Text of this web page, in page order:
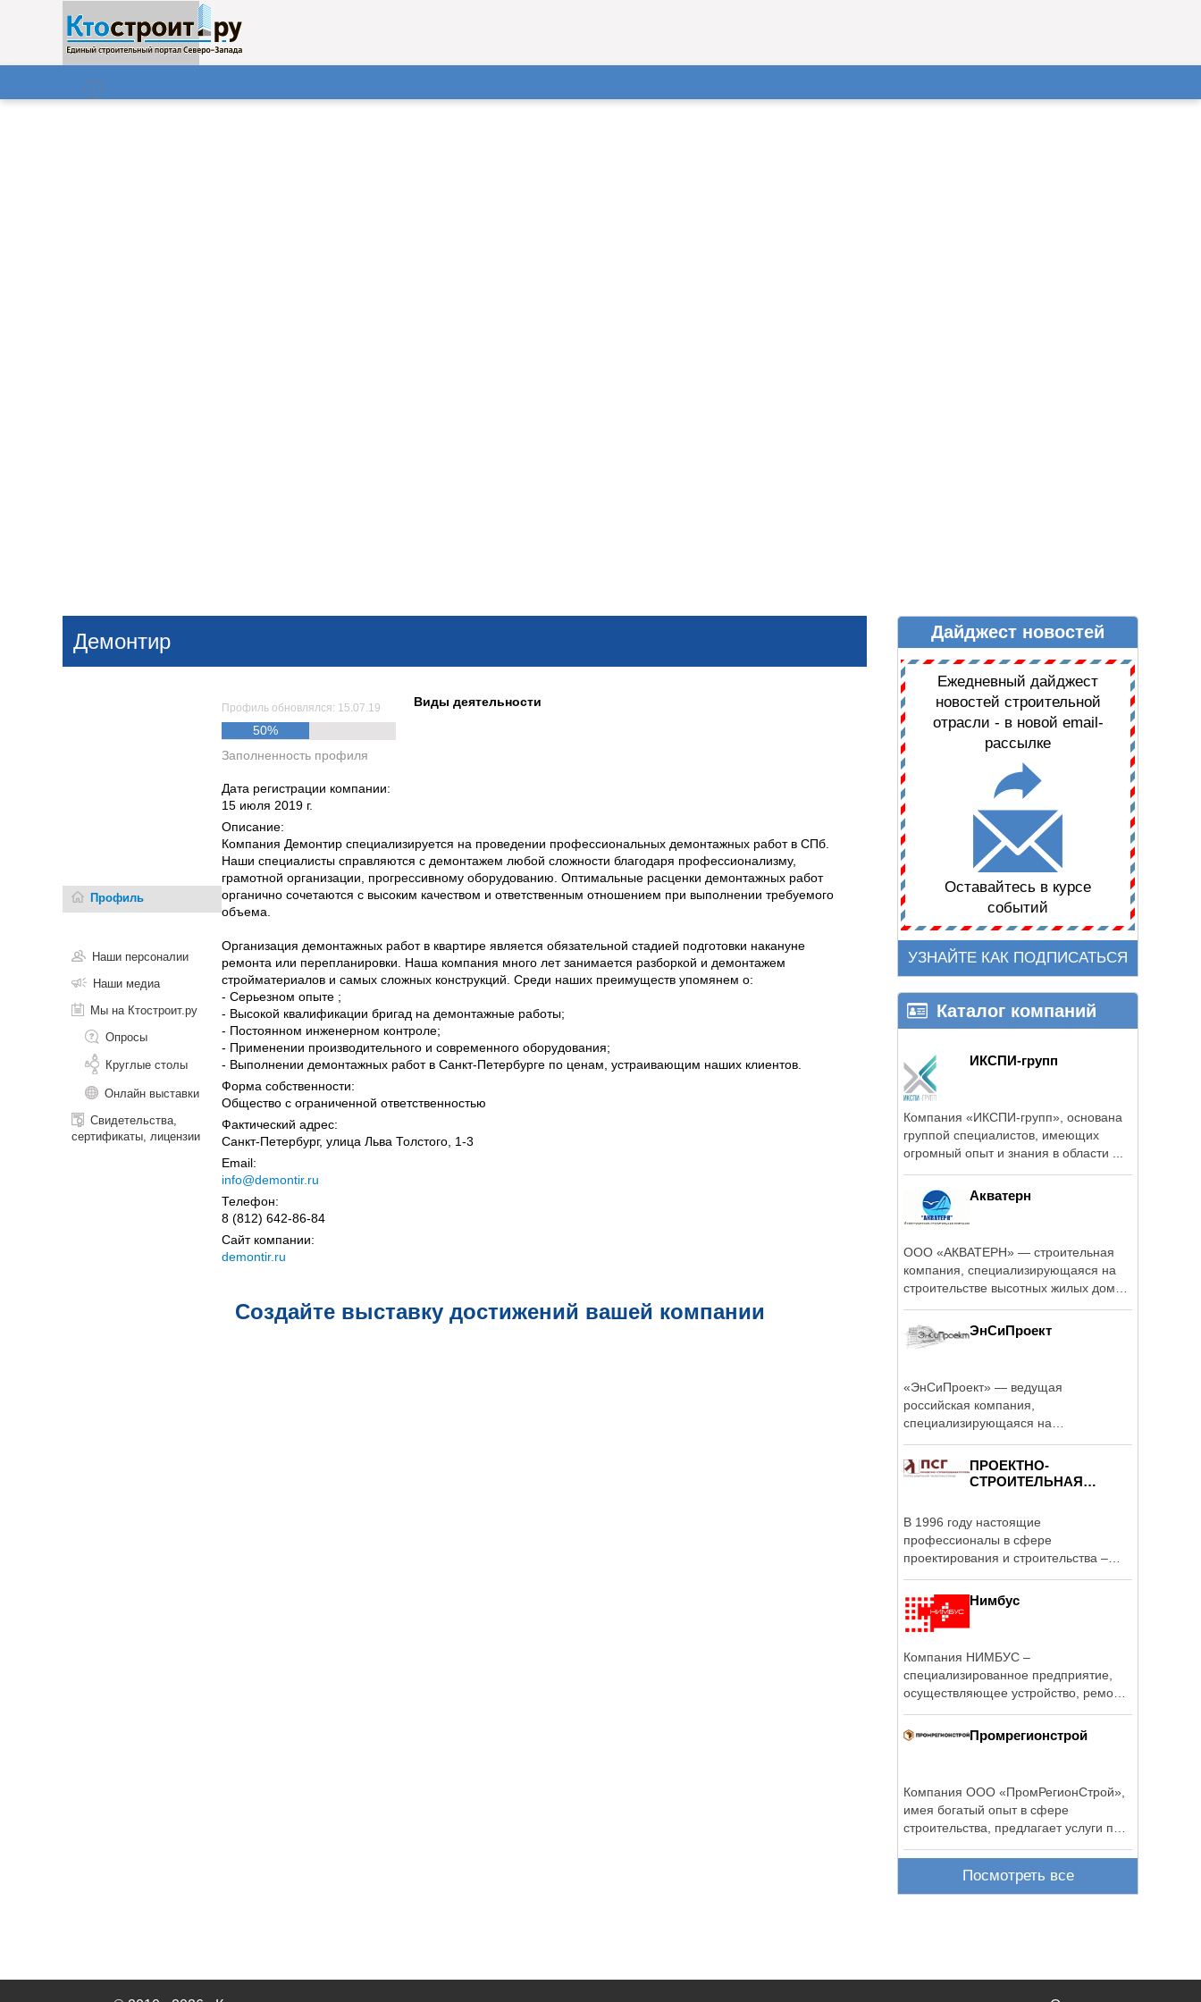
Поиск
ДАЙДЖЕСТ НОВОСТЕЙ
Демонтир
Профиль
Наши персоналии
Наши медиа
Мы на Ктостроит.ру
Опросы
Круглые столы
Онлайн выставки
Свидетельства,
сертификаты, лицензии
Профиль обновлялся: 15.07.19
50%
Заполненность профиля
Виды деятельности
Дата регистрации компании:
15 июля 2019 г.
Описание:
Компания Демонтир специализируется на проведении профессиональных демонтажных работ в СПб.
Наши специалисты справляются с демонтажем любой сложности благодаря профессионализму,
грамотной организации, прогрессивному оборудованию. Оптимальные расценки демонтажных работ
органично сочетаются с высоким качеством и ответственным отношением при выполнении требуемого
объема.
Организация демонтажных работ в квартире является обязательной стадией подготовки накануне
ремонта или перепланировки. Наша компания много лет занимается разборкой и демонтажем
стройматериалов и самых сложных конструкций. Среди наших преимуществ упомянем о:
- Серьезном опыте ;
- Высокой квалификации бригад на демонтажные работы;
- Постоянном инженерном контроле;
- Применении производительного и современного оборудования;
- Выполнении демонтажных работ в Санкт-Петербурге по ценам, устраивающим наших клиентов.
Форма собственности:
Общество с ограниченной ответственностью
Фактический адрес:
Санкт-Петербург, улица Льва Толстого, 1-3
Email:
info@demontir.ru
Телефон:
8 (812) 642-86-84
Сайт компании:
demontir.ru
Создайте выставку достижений вашей компании
Дайджест новостей
Ежедневный дайджест
новостей строительной
отрасли - в новой email-
рассылке
Оставайтесь в курсе
событий
УЗНАЙТЕ КАК ПОДПИСАТЬСЯ
Каталог компаний
ИКСПИ-групп
Компания «ИКСПИ-групп», основана
группой специалистов, имеющих
огромный опыт и знания в области ...
Акватерн
ООО «АКВАТЕРН» — строительная
компания, специализирующаяся на
строительстве высотных жилых домов
ЭнСиПроект
«ЭнСиПроект» — ведущая
российская компания,
специализирующаяся на
области ...
ПРОЕКТНО-
СТРОИТЕЛЬНАЯ
В 1996 году настоящие
профессионалы в сфере
проектирования и строительства –
Нимбус
Компания НИМБУС –
специализированное предприятие,
осуществляющее устройство, ремонт
Промрегионстрой
Компания ООО «ПромРегионСтрой»,
имея богатый опыт в сфере
строительства, предлагает услуги по
Посмотреть все